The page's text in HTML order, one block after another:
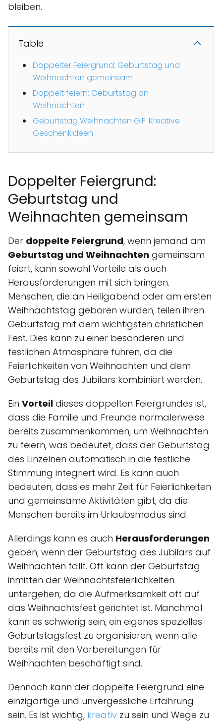
bleiben.
Table
Doppelter Feiergrund: Geburtstag und
Weihnachten gemeinsam
Doppelt feiern: Geburtstag an
Weihnachten
Geburtstag Weihnachten GIF: Kreative
Geschenkideen
Doppelter Feiergrund:
Geburtstag und
Weihnachten gemeinsam
Der doppelte Feiergrund, wenn jemand am
Geburtstag und Weihnachten gemeinsam
feiert, kann sowohl Vorteile als auch
Herausforderungen mit sich bringen.
Menschen, die an Heiligabend oder am ersten
Weihnachtstag geboren wurden, teilen ihren
Geburtstag mit dem wichtigsten christlichen
Fest. Dies kann zu einer besonderen und
festlichen Atmosphäre führen, da die
Feierlichkeiten von Weihnachten und dem
Geburtstag des Jubilars kombiniert werden.
Ein Vorteil dieses doppelten Feiergrundes ist,
dass die Familie und Freunde normalerweise
bereits zusammenkommen, um Weihnachten
zu feiern, was bedeutet, dass der Geburtstag
des Einzelnen automatisch in die festliche
Stimmung integriert wird. Es kann auch
bedeuten, dass es mehr Zeit für Feierlichkeiten
und gemeinsame Aktivitäten gibt, da die
Menschen bereits im Urlaubsmodus sind.
Allerdings kann es auch Herausforderungen
geben, wenn der Geburtstag des Jubilars auf
Weihnachten fällt. Oft kann der Geburtstag
inmitten der Weihnachtsfeierlichkeiten
untergehen, da die Aufmerksamkeit oft auf
das Weihnachtsfest gerichtet ist. Manchmal
kann es schwierig sein, ein eigenes spezielles
Geburtstagsfest zu organisieren, wenn alle
bereits mit den Vorbereitungen für
Weihnachten beschäftigt sind.
Dennoch kann der doppelte Feiergrund eine
einzigartige und unvergessliche Erfahrung
sein. Es ist wichtig, kreativ zu sein und Wege zu